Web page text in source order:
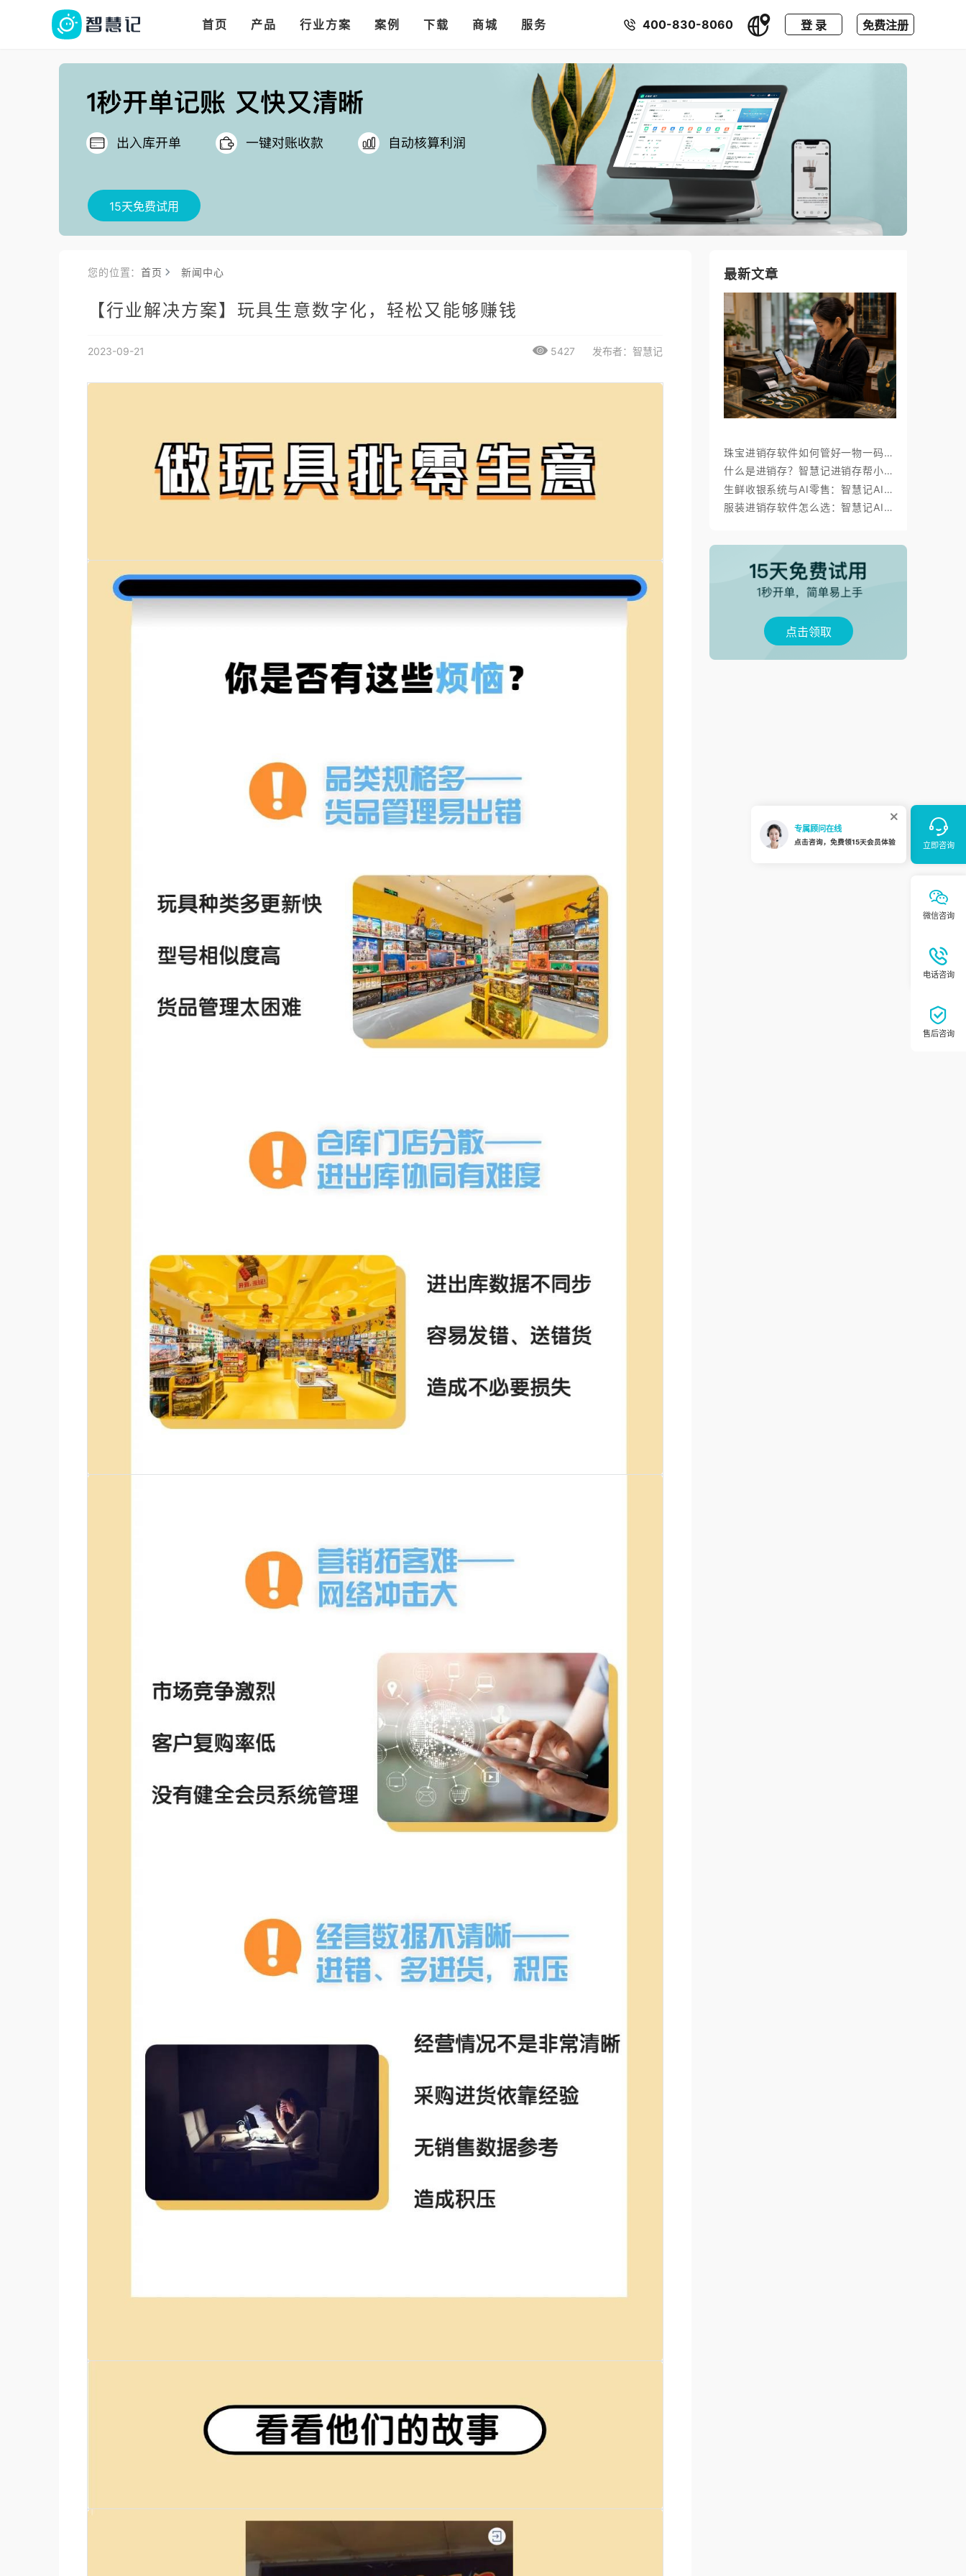
首页 产品
多语言、多币种、多汇率。
行业方案
多店多仓统管，调拨更高效 把你的店铺开进手机微信里
案例 下载 商城 服务 400-830-8060 登 录 免费注册
15天免费试用
您的位置：首页 新闻中心
【行业解决方案】玩具生意数字化，轻松又能够赚钱
2023-09-21 5427 发布者：智慧记
最新文章
珠宝进销存软件如何管好一物一码、金价调价与标签打印？
什么是进销存？智慧记进销存帮小微商户理顺开单、库存与对账
生鲜收银系统与AI零售：智慧记AI零售称重收银、库存、会员经营方案
服装进销存软件怎么选：智慧记AI批量录入、齐色齐码开单与库存管理
点击领取